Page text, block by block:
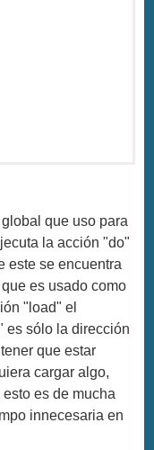
que uso para
la acción "do"
este se encuentra
es usado como
"load" el
es sólo la dirección
que estar
cargar algo,
es de mucha
innecesaria en